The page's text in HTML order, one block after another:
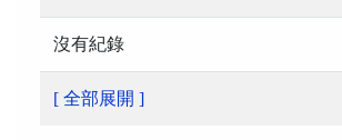
沒有紀錄
[ 全部展開 ]